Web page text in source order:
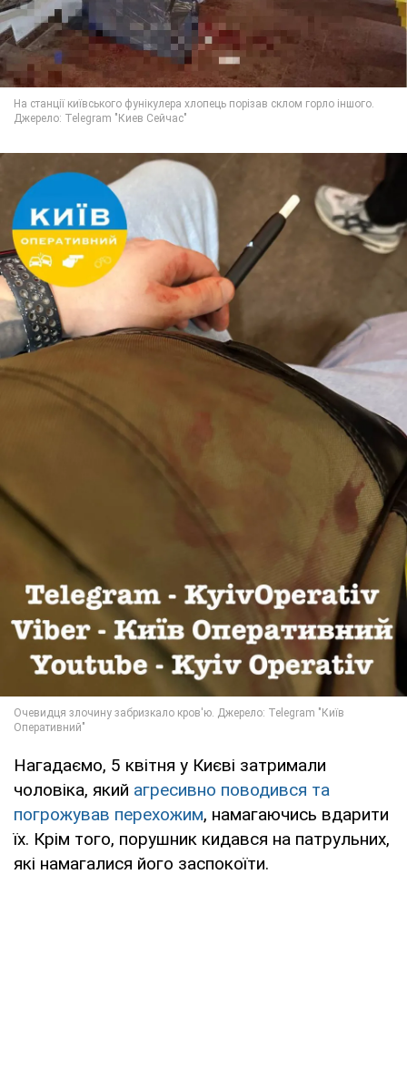
Нагадаємо, 5 квітня у Києві затримали
чоловіка, який агресивно поводився та
погрожував перехожим, намагаючись вдарити
їх. Крім того, порушник кидався на патрульних,
які намагалися його заспокоїти.